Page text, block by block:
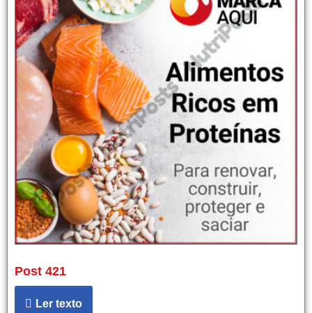
Post 421
Ler texto